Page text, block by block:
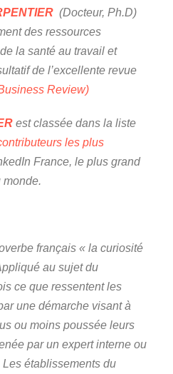
(Docteur, Ph.D)
des ressources
la santé au travail et
de l’excellente revue
Review)
est classée dans la liste
les plus
France, le plus grand
monde.
français « la curiosité
au sujet du
ce que ressentent les
une démarche visant à
ou moins poussée leurs
par un expert interne ou
Les établissements du